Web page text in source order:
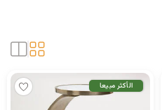
الأكثر مبيعا